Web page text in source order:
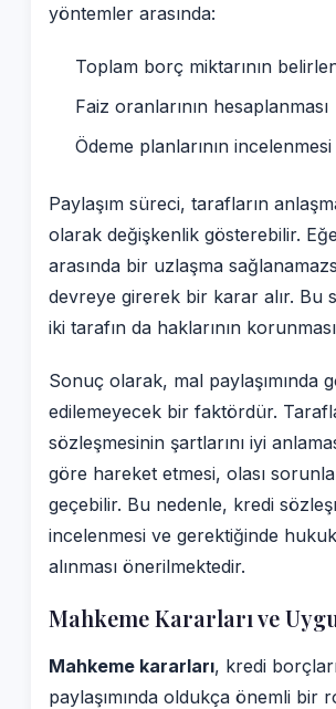
yöntemler arasında:
Toplam borç miktarının
Faiz oranlarının hesaplanması
Ödeme planlarının incelenmesi
Paylaşım süreci, tarafların
olarak değişkenlik gösterebilir.
arasında bir uzlaşma
devreye girerek bir karar alır. Bu
iki tarafın da haklarının
Sonuç olarak, mal paylaşımında
edilemeyecek bir faktördür.
sözleşmesinin şartlarını iyi
göre hareket etmesi, olası
geçebilir. Bu nedenle, kredi
incelenmesi ve gerektiğinde
alınması önerilmektedir.
Mahkeme Kararları ve
Mahkeme kararları, kredi
paylaşımında oldukça önemli bir